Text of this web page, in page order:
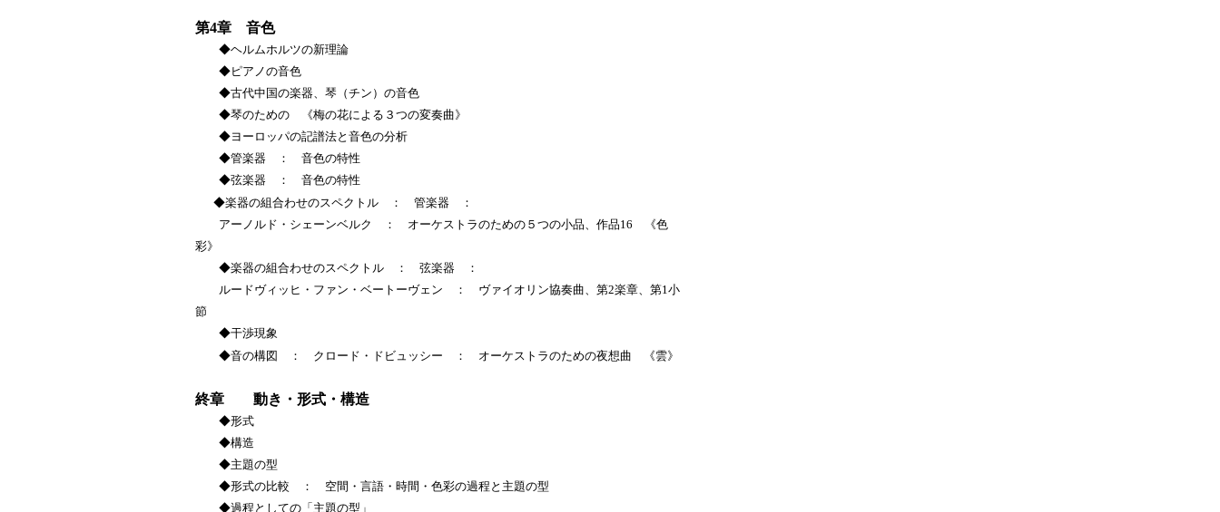
第4章 音色
◆ヘルムホルツの新理論
◆ピアノの音色
◆古代中国の楽器、琴（チン）の音色
◆琴のための 《梅の花による３つの変奏曲》
◆ヨーロッパの記譜法と音色の分析
◆管楽器 ： 音色の特性
◆弦楽器 ： 音色の特性
◆楽器の組合わせのスペクトル ： 管楽器 ：
アーノルド・シェーンベルク ： オーケストラのための５つの小品、作品16 《色
彩》
◆楽器の組合わせのスペクトル ： 弦楽器 ：
ルードヴィッヒ・ファン・ベートーヴェン ： ヴァイオリン協奏曲、第2楽章、第1小
節
◆干渉現象
◆音の構図 ： クロード・ドビュッシー ： オーケストラのための夜想曲 《雲》
終章 動き・形式・構造
◆形式
◆構造
◆主題の型
◆形式の比較 ： 空間・言語・時間・色彩の過程と主題の型
◆過程としての「主題の型」